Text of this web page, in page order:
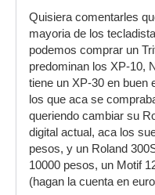
Quisiera comentarles
mayoria de los
podemos comprar un
predominan los XP-10,
tiene un XP-30 en buen
los que aca se
queriendo cambiar su
digital actual, aca los
pesos, y un Roland
10000 pesos, un Motif
(hagan la cuenta en